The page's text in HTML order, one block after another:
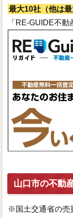
最大10社（他は最
「RE-GUIDE不
山口市の不動
※国土交通省の売